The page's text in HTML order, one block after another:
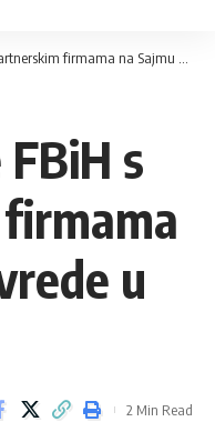
firmama na Sajmu privrede u Mostaru
s
u
2 Min Read